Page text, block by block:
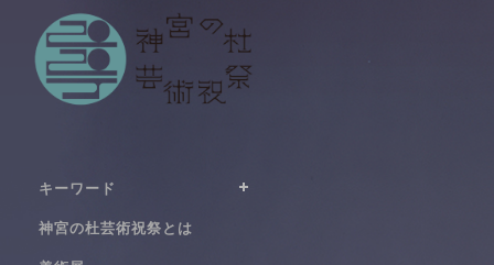
キーワード
神宮の杜芸術祝祭とは